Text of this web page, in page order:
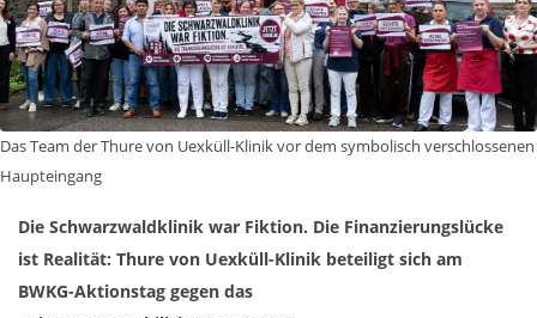
Das Team der Thure von Uexküll-Klinik vor dem symbolisch verschlossenen
Haupteingang
Die Schwarzwaldklinik war Fiktion. Die Finanzierungslücke
ist Realität: Thure von Uexküll-Klinik beteiligt sich am
BWKG-Aktionstag gegen das